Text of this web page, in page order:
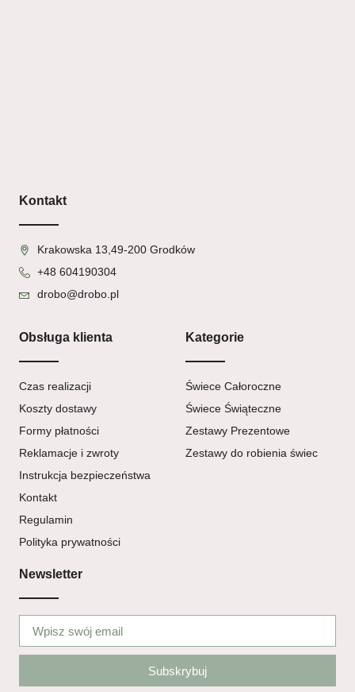
Kontakt
Krakowska 13,49-200 Grodków
+48 604190304
drobo@drobo.pl
Obsługa klienta
Czas realizacji
Koszty dostawy
Formy płatności
Reklamacje i zwroty
Instrukcja bezpieczeństwa
Kontakt
Regulamin
Polityka prywatności
Kategorie
Świece Całoroczne
Świece Świąteczne
Zestawy Prezentowe
Zestawy do robienia świec
Newsletter
Subskrybuj